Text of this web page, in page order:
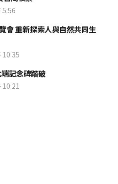
5:56
會 重新探索人與自然共同生
10:35
記念碑踏破